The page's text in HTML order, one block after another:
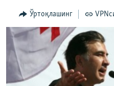
ИЖТИМОИЙ ТАРМОҚЛАР
Озодлик бошқа
Ўртоқлашинг